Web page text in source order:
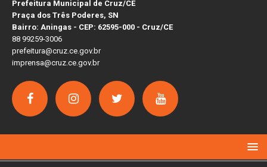
Prefeitura Municipal de Cruz/CE
Praça dos Três Poderes, SN
Bairro: Aningas - CEP: 62595-000 - Cruz/CE
88 99259-3006
prefeitura@cruz.ce.gov.br
imprensa@cruz.ce.gov.br